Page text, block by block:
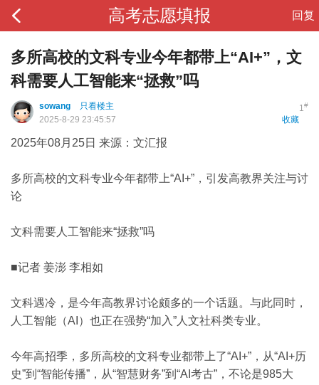
高考志愿填报 回复
多所高校的文科专业今年都带上“AI+”，文
科需要人工智能来“拯救”吗
1#
sowang
只看楼主
收藏
2025-8-29 23:45:57
2025年08月25日 来源：文汇报
多所高校的文科专业今年都带上“AI+”，引发高教界关注与讨
论
文科需要人工智能来“拯救”吗
■记者 姜澎 李相如
文科遇冷，是今年高教界讨论颇多的一个话题。与此同时，
人工智能（AI）也正在强势“加入”人文社科类专业。
今年高招季，多所高校的文科专业都带上了“AI+”，从“AI+历
史”到“智能传播”，从“智慧财务”到“AI考古”，不论是985大